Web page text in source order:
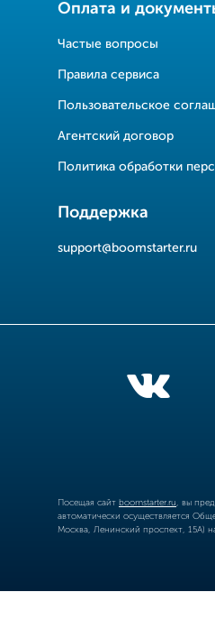
Оплата и
Частые вопросы
Правила сервиса
Пользовательское
Агентский договор
Политика обработки
Поддержка
support@boomstarter.ru
Посещая сайт boomstarter.ru , вы
автоматически осуществляется
Москва, Ленинский проспект, 15А)